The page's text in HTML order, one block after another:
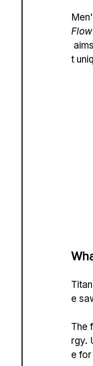
Flow
t
e
The
rgy.
e